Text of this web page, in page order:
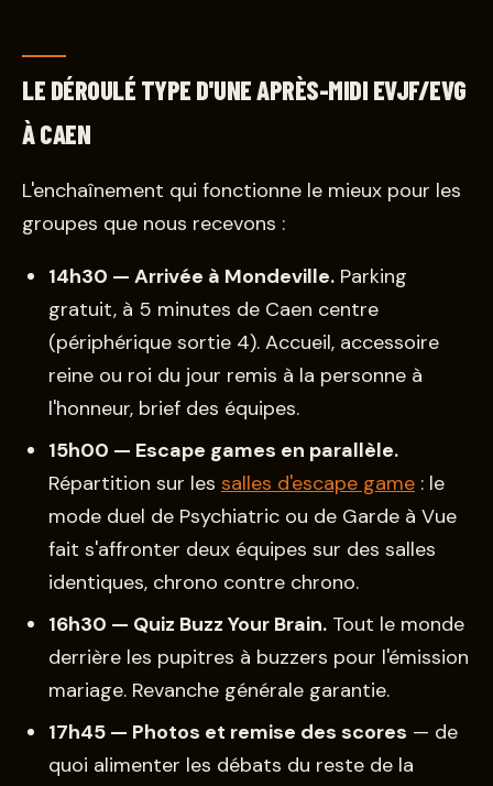
LE DÉROULÉ TYPE D'UNE APRÈS-MIDI EVJF/EVG
À CAEN
L'enchaînement qui fonctionne le mieux pour les
groupes que nous recevons :
14h30 — Arrivée à Mondeville. Parking
gratuit, à 5 minutes de Caen centre
(périphérique sortie 4). Accueil, accessoire
reine ou roi du jour remis à la personne à
l'honneur, brief des équipes.
15h00 — Escape games en parallèle.
Répartition sur les salles d'escape game : le
mode duel de Psychiatric ou de Garde à Vue
fait s'affronter deux équipes sur des salles
identiques, chrono contre chrono.
16h30 — Quiz Buzz Your Brain. Tout le monde
derrière les pupitres à buzzers pour l'émission
mariage. Revanche générale garantie.
17h45 — Photos et remise des scores — de
quoi alimenter les débats du reste de la